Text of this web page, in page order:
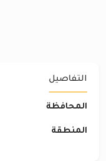
التفاصيل
المحافظة
المنطقة